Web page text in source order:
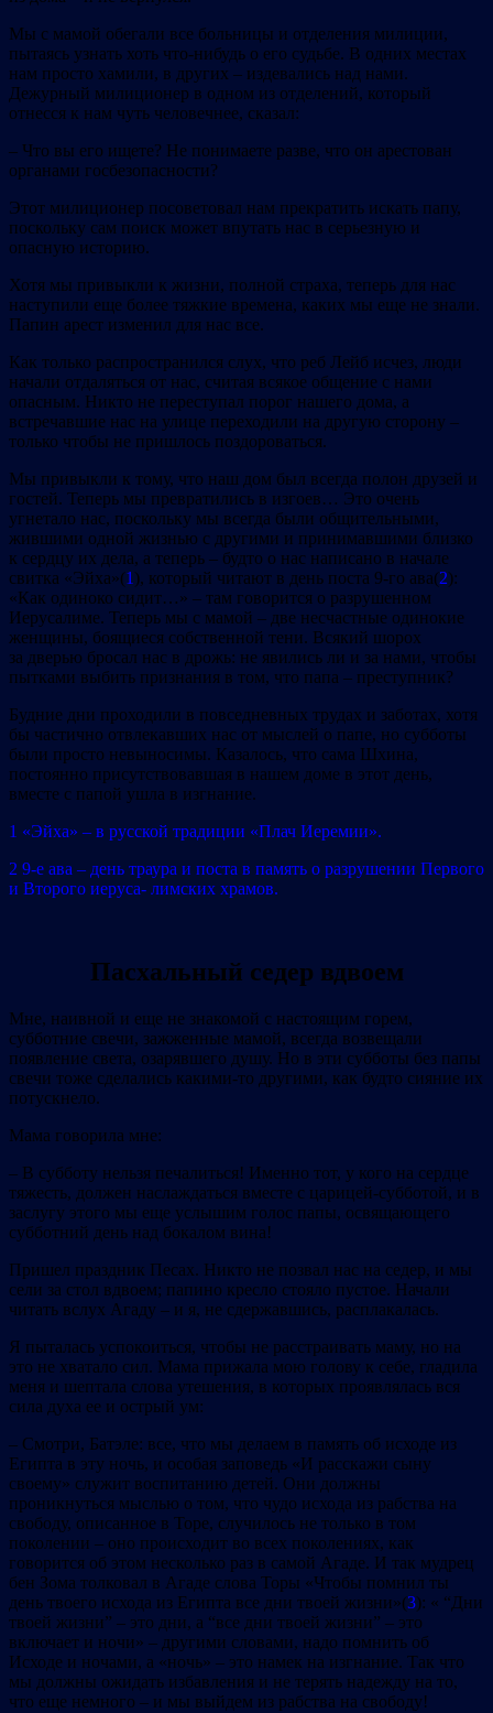
Мы с мамой обегали все больницы и отделения милиции,
пытаясь узнать хоть что‐нибудь о его судьбе. В одних местах
нам просто хамили, в других – издевались над нами.
Дежурный милиционер в одном из отделений, который
отнесся к нам чуть человечнее, сказал:
– Что вы его ищете? Не понимаете разве, что он арестован
органами госбезопасности?
Этот милиционер посоветовал нам прекратить искать папу,
поскольку сам поиск может впутать нас в серьезную и
опасную историю.
Хотя мы привыкли к жизни, полной страха, теперь для нас
наступили еще более тяжкие времена, каких мы еще не знали.
Папин арест изменил для нас все.
Как только распространился слух, что реб Лейб исчез, люди
начали отдаляться от нас, считая всякое общение с нами
опасным. Никто не переступал порог нашего дома, а
встречавшие нас на улице переходили на другую сторону –
только чтобы не пришлось поздороваться.
Мы привыкли к тому, что наш дом был всегда полон друзей и
гостей. Теперь мы превратились в изгоев… Это очень
угнетало нас, поскольку мы всегда были общительными,
жившими одной жизнью с другими и принимавшими близко
к сердцу их дела, а теперь – будто о нас написано в начале
свитка «Эйха»(1 ), который читают в день поста 9‐го ава(2):
«Как одиноко сидит…» – там говорится о разрушенном
Иерусалиме. Теперь мы с мамой – две несчастные одинокие
женщины, боящиеся собственной тени. Всякий шорох
за дверью бросал нас в дрожь: не явились ли и за нами, чтобы
пытками выбить признания в том, что папа – преступник?
Будние дни проходили в повседневных трудах и заботах, хотя
бы частично отвлекавших нас от мыслей о папе, но субботы
были просто невыносимы. Казалось, что сама Шхина,
постоянно присутствовавшая в нашем доме в этот день,
вместе с папой ушла в изгнание.
1 «Эйха» – в русской традиции «Плач Иеремии».
2 9‐е ава – день траура и поста в память о разрушении Первого
и Второго иеруса‐ лимских храмов.
Пасхальный седер вдвоем
Мне, наивной и еще не знакомой с настоящим горем,
субботние свечи, зажженные мамой, всегда возвещали
появление света, озарявшего душу. Но в эти субботы без папы
свечи тоже сделались какими‐то другими, как будто сияние их
потускнело.
Мама говорила мне:
– В субботу нельзя печалиться! Именно тот, у кого на сердце
тяжесть, должен наслаждаться вместе с царицей‐субботой, и в
заслугу этого мы еще услышим голос папы, освящающего
субботний день над бокалом вина!
Пришел праздник Песах. Никто не позвал нас на седер, и мы
сели за стол вдвоем; папино кресло стояло пустое. Начали
читать вслух Агаду – и я, не сдержавшись, расплакалась.
Я пыталась успокоиться, чтобы не расстраивать маму, но на
это не хватало сил. Мама прижала мою голову к себе, гладила
меня и шептала слова утешения, в которых проявлялась вся
сила духа ее и острый ум:
– Смотри, Батэле: все, что мы делаем в память об исходе из
Египта в эту ночь, и особая заповедь «И расскажи сыну
своему» служит воспитанию детей. Они должны
проникнуться мыслью о том, что чудо исхода из рабства на
свободу, описанное в Торе, случилось не только в том
поколении – оно происходит во всех поколениях, как
говорится об этом несколько раз в самой Агаде. И так мудрец
бен Зома толковал в Агаде слова Торы «Чтобы помнил ты
день твоего исхода из Египта все дни твоей жизни»(3): « “Дни
твоей жизни” – это дни, а “все дни твоей жизни” – это
включает и ночи» – другими словами, надо помнить об
Исходе и ночами, а «ночь» – это намек на изгнание. Так что
мы должны ожидать избавления и не терять надежду на то,
что еще немного – и мы выйдем из рабства на свободу!